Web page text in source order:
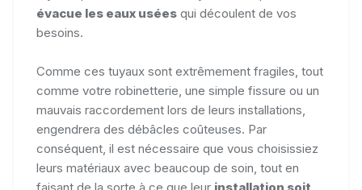
évacue les eaux usées qui découlent de vos
besoins.
Comme ces tuyaux sont extrêmement fragiles, tout
comme votre robinetterie, une simple fissure ou un
mauvais raccordement lors de leurs installations,
engendrera des débâcles coûteuses. Par
conséquent, il est nécessaire que vous choisissiez
leurs matériaux avec beaucoup de soin, tout en
faisant de la sorte à ce que leur installation soit